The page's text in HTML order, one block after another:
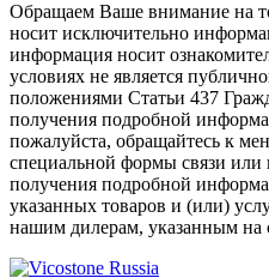
Обращаем Ваше внимание на
носит исключительно
информация носит
условиях не является
положениями Статьи 437
получения подробной
пожалуйста, обращайтесь к
специальной формы связи или
получения подробной
указанных товаров и (или)
нашим дилерам, указанным на